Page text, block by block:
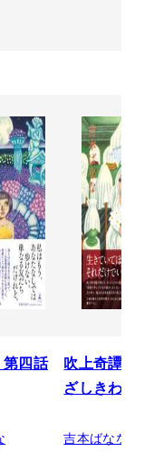
第四話
吹上奇譚 第
ざしきわらし
吉本ばなな